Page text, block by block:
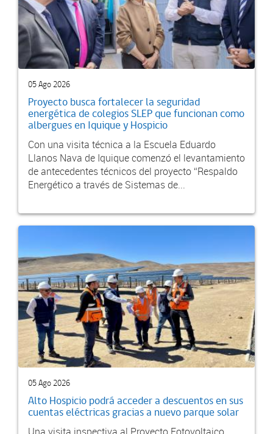
05 Ago 2026
Proyecto busca fortalecer la seguridad
energética de colegios SLEP que funcionan como
albergues en Iquique y Hospicio
Con una visita técnica a la Escuela Eduardo
Llanos Nava de Iquique comenzó el levantamiento
de antecedentes técnicos del proyecto “Respaldo
Energético a través de Sistemas de...
05 Ago 2026
Alto Hospicio podrá acceder a descuentos en sus
cuentas eléctricas gracias a nuevo parque solar